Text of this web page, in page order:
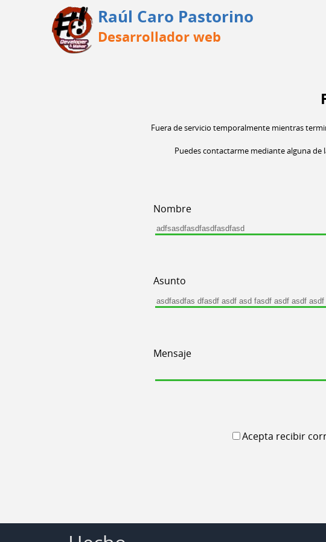
Raúl Caro Pastorino
Desarrollador web
Fuera de servicio temporalmente mientras
Puedes contactarme mediante alguna de
Nombre
Asunto
Mensaje
Acepta recibir